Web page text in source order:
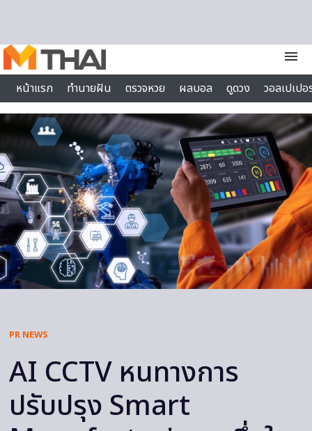
menu
หน้าแรก
ทำนายฝัน ตรวจหวย ผลบอล ดูดวง
วอลเปเป
ไลฟ์สไตล์
PR NEWS
AI CCTV หนทางการ
ปรับปรุง Smart